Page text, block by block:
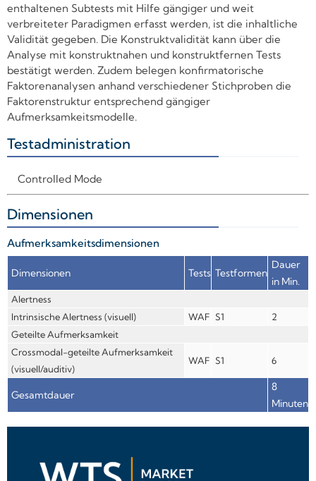
enthaltenen Subtests mit Hilfe gängiger und weit
verbreiteter Paradigmen erfasst werden, ist die inhaltliche
Validität gegeben. Die Konstruktvalidität kann über die
Analyse mit konstruktnahen und konstruktfernen Tests
bestätigt werden. Zudem belegen konfirmatorische
Faktorenanalysen anhand verschiedener Stichproben die
Faktorenstruktur entsprechend gängiger
Aufmerksamkeitsmodelle.
Testadministration
Controlled Mode
Dimensionen
Aufmerksamkeitsdimensionen
Dimensionen Tests Testformen
Dauer
in Min.
Gesamtdauer
8
Minuten
Alertness
Intrinsische Alertness (visuell)
WAF S1
2
Geteilte Aufmerksamkeit
Crossmodal-geteilte Aufmerksamkeit
(visuell/auditiv)
WAF S1 6